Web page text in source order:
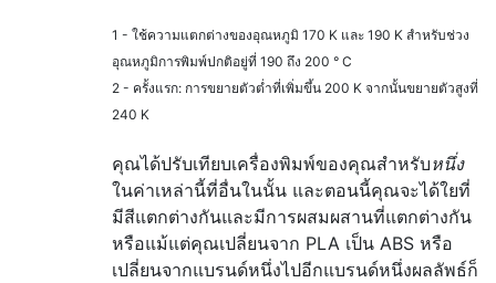
1 - ใช้ความแตกต่างของอุณหภูมิ 170 K และ 190 K สำหรับช่วง
อุณหภูมิการพิมพ์ปกติอยู่ที่ 190 ถึง 200 ° C
2 - ครั้งแรก: การขยายตัวต่ำที่เพิ่มขึ้น 200 K จากนั้นขยายตัวสูงที่
240 K
คุณได้ปรับเทียบเครื่องพิมพ์ของคุณสำหรับหนึ่ง
ในค่าเหล่านี้ที่อื่นในนั้น และตอนนี้คุณจะได้ใยที่
มีสีแตกต่างกันและมีการผสมผสานที่แตกต่างกัน
หรือแม้แต่คุณเปลี่ยนจาก PLA เป็น ABS หรือ
เปลี่ยนจากแบรนด์หนึ่งไปอีกแบรนด์หนึ่งผลลัพธ์ก็